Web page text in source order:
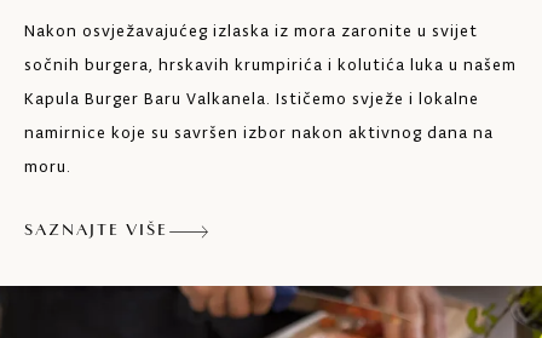
Nakon osvježavajućeg izlaska iz mora zaronite u svijet
sočnih burgera, hrskavih krumpirića i kolutića luka u našem
Kapula Burger Baru Valkanela. Ističemo svježe i lokalne
namirnice koje su savršen izbor nakon aktivnog dana na
moru.
SAZNAJTE VIŠE